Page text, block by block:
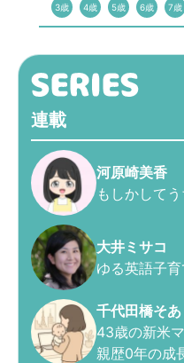
3歳 4歳 5歳 6歳 7歳
連載
河原崎美香
もしかして
大井ミサコ
ゆる英語子育
千代田橋そあ
43歳の新米
親歴0年の成